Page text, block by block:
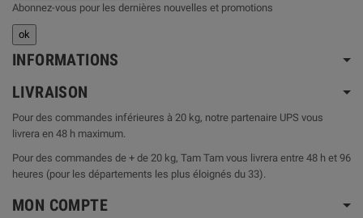
Abonnez-vous pour les dernières nouvelles et promotions
INFORMATIONS
LIVRAISON
Pour des commandes inférieures à 20 kg, notre partenaire UPS vous
livrera en 48 h maximum.
Pour des commandes de + de 20 kg, Tam Tam vous livrera entre 48 h et 96
heures (pour les départements les plus éloignés du 33).
MON COMPTE